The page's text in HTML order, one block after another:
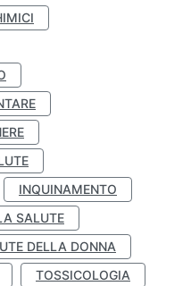
INQUINAMENTO
SALUTE
DELLA DONNA
TOSSICOLOGIA